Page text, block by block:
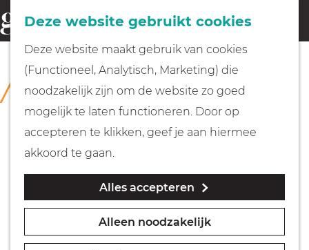
Deze website gebruikt cookies
Deze website maakt gebruik van cookies
(Functioneel, Analytisch, Marketing) die
noodzakelijk zijn om de website zo goed
mogelijk te laten functioneren. Door op
accepteren te klikken, geef je aan hiermee
akkoord te gaan.
Alles accepteren
Alleen noodzakelijk
G
a
Fietsen
Wandelen
Geocachen
Naar het museum
o
e
k
e
n
COLLECTIE
Rijksmuseum Muiderslot